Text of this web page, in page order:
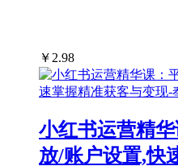
￥ 2.98
小红书运营精
放/账户设置,快